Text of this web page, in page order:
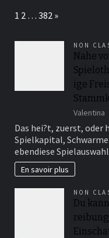
Page:
1 2 … 382 Next
»
NON
Nahe
ige
Valentina
Das hei?t, zuerst, oder
Spielkapital,
ebendiese
En savoir plus
NON
Du